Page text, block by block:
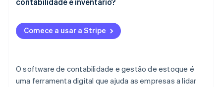
Relatórios e informações
Integrações inteligentes
Escalabilidade
Zoho Books (contabilidade e inventário)
A2X (contabilidade)
Custos: o que você está pagando
ROI: o que você está recebendo de volta
Comece a usar a Stripe
O software de contabilidade e gestão de estoque é
uma ferramenta digital que ajuda as empresas a lidar